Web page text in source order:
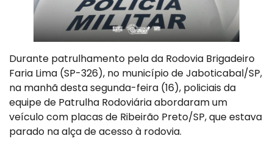
Durante patrulhamento pela da Rodovia Brigadeiro
Faria Lima (SP-326), no município de Jaboticabal/SP,
na manhã desta segunda-feira (16), policiais da
equipe de Patrulha Rodoviária abordaram um
veículo com placas de Ribeirão Preto/SP, que estava
parado na alça de acesso à rodovia.